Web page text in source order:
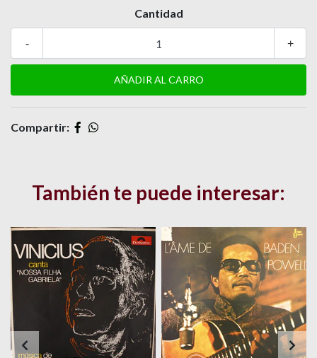
Cantidad
+
-
Compartir:
También te puede interesar: